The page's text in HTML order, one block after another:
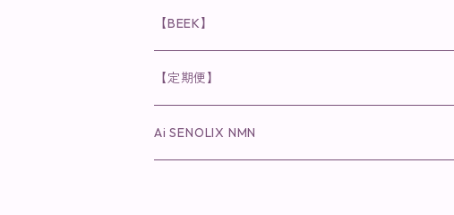
保湿ジェル・クリーム
ラディール
メイク小物
粒タイプ
ヘナカラー
ヘアファンデーション
◉美顔器
◉スペシャルケア
◉肌悩み
リップ
クレンジング・洗顔
化粧水
◉メンズシリーズ
クレンジング・洗顔
◉MESシリーズ
美容液
洗顔
インナーケア
【BEEK】
インナーケア
【定期便】
Ai SENOLIX NMN